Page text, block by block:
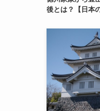
後とは？【日本